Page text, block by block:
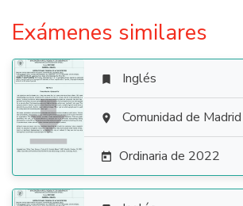
Exámenes similares

 Inglés
 Comunidad de Madrid
 Ordinaria de 2022